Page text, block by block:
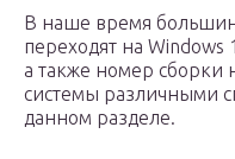
В наше время
переходят на Windows
а также номер
системы различными
данном разделе.